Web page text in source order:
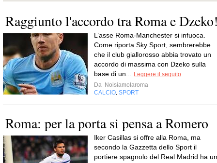
Raggiunto l'accordo tra Roma e
L’asse Roma-Manchester si infuoca.
Come riporta Sky Sport, sembrerebbe
che il club giallorosso abbia trovato un
accordo di massima con Dzeko sulla
base di un...
Leggere il seguito
Da Noisiamolaroma
CALCIO SPORT
Roma: per la porta si pensa a Romero
Iker Casillas si offre alla Roma, ma
secondo la Gazzetta dello Sport il
portiere spagnolo del Real Madrid ha un